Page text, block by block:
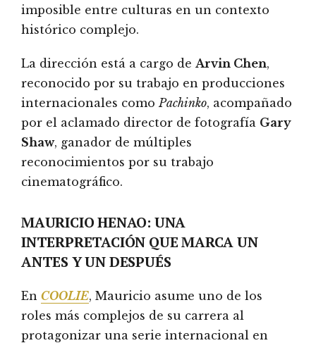
imposible entre culturas en un contexto
histórico complejo.
La dirección está a cargo de Arvin Chen,
reconocido por su trabajo en producciones
internacionales como Pachinko, acompañado
por el aclamado director de fotografía Gary
Shaw, ganador de múltiples
reconocimientos por su trabajo
cinematográfico.
MAURICIO HENAO: UNA
INTERPRETACIÓN QUE MARCA UN
ANTES Y UN DESPUÉS
En COOLIE, Mauricio asume uno de los
roles más complejos de su carrera al
protagonizar una serie internacional en